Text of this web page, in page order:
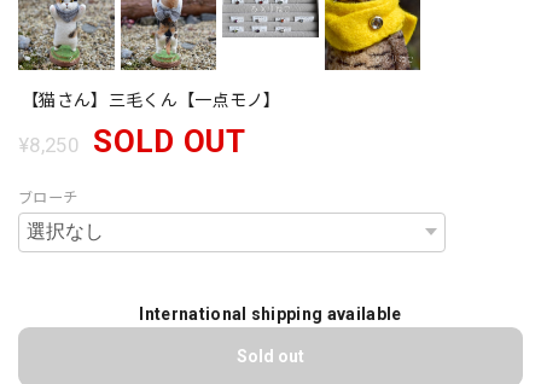
【猫さん】三毛くん【一点モノ】
¥8,250 SOLD OUT
ブローチ
International shipping available
Sold out